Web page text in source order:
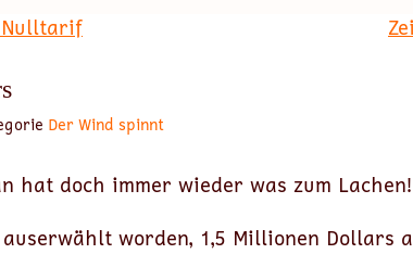
Nulltarif
Der Wind spinnt
hat doch immer wieder was zum Lachen!
worden, 1,5 Millionen Dollars